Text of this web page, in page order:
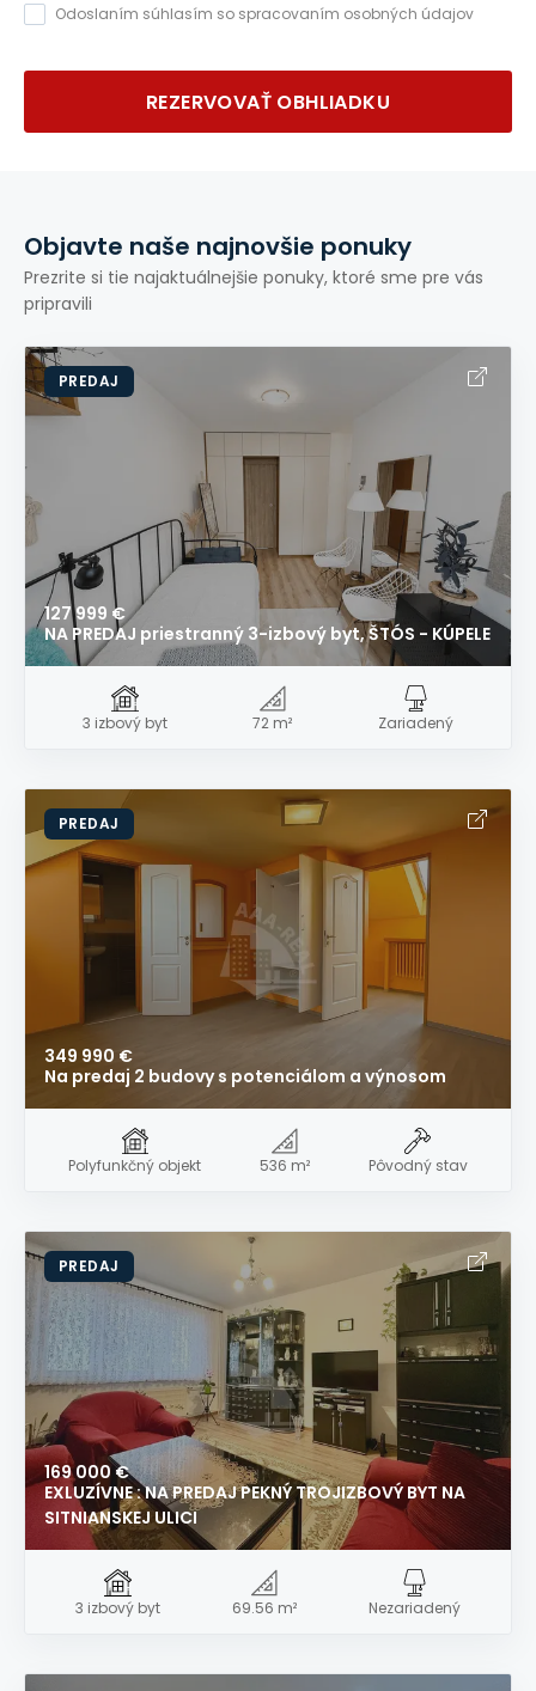
Odoslaním súhlasím so spracovaním osobných údajov
REZERVOVAŤ OBHLIADKU
Objavte naše najnovšie ponuky
Prezrite si tie najaktuálnejšie ponuky, ktoré sme pre vás
pripravili
PREDAJ
127 999 €
NA PREDAJ priestranný 3-izbový byt, ŠTÓS - KÚPELE
3 izbový byt 72 m² Zariadený
PREDAJ
349 990 €
Na predaj 2 budovy s potenciálom a výnosom
Polyfunkčný objekt 536 m² Pôvodný stav
PREDAJ
169 000 €
EXLUZÍVNE : NA PREDAJ PEKNÝ TROJIZBOVÝ BYT NA
SITNIANSKEJ ULICI
3 izbový byt 69.56 m² Nezariadený